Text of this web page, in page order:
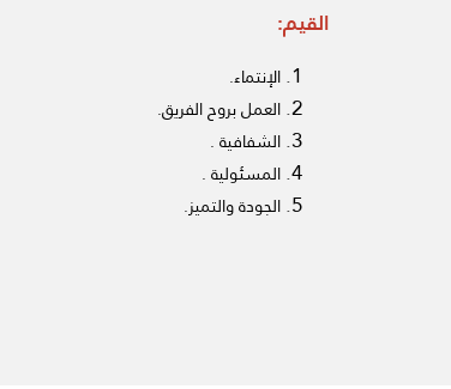
القيم:
الإنتماء.
العمل بروح الفريق.
الشفافية .
المسئولية .
الجودة والتميز.